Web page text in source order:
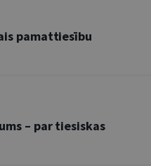
pamattiesību
– par tiesiskas